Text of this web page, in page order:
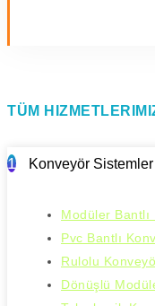
TÜM
1 Konveyör Sistemler
Modüler Bantlı
Pvc Bantlı
Rulolu
Dönüşlü